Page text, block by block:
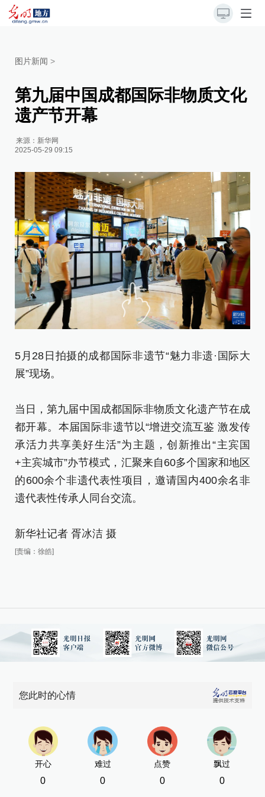
图片新闻 >
第九届中国成都国际非物质文化
遗产节开幕
来源： 新华网
2025-05-29 09:15
5月28日拍摄的成都国际非遗节“魅力非遗·国际大
展”现场。
当日，第九届中国成都国际非物质文化遗产节在成
都开幕。本届国际非遗节以“增进交流互鉴 激发传
承活力共享美好生活”为主题，创新推出“主宾国
+主宾城市”办节模式，汇聚来自60多个国家和地区
的600余个非遗代表性项目，邀请国内400余名非
遗代表性传承人同台交流。
新华社记者 胥冰洁 摄
[责编：徐皓]
您此时的心情
开心
0
难过
0
点赞
0
飘过
0